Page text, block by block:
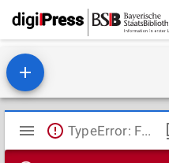
Mirador
Viewer
TypeError: Failed to fetch